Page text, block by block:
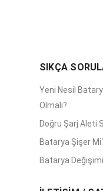
SIKÇA
Yeni Nesil
Olmalı?
Doğru Şarj Aleti
Batarya Şişer
Batarya Değişimi